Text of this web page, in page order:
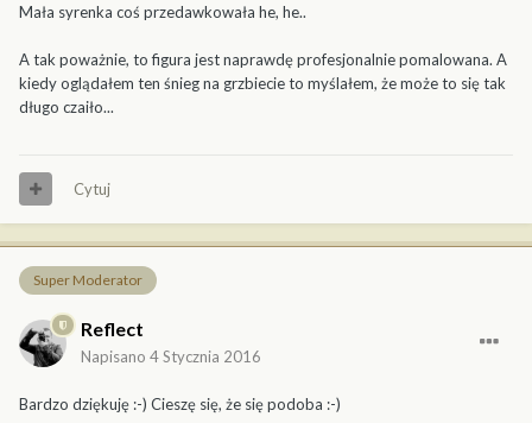
Mała syrenka coś przedawkowała he, he..
A tak poważnie, to figura jest naprawdę profesjonalnie pomalowana. A
kiedy oglądałem ten śnieg na grzbiecie to myślałem, że może to się tak
długo czaiło...
Cytuj
Super Moderator
Reflect
Napisano 4 Stycznia 2016
Bardzo dziękuję :-) Cieszę się, że się podoba :-)